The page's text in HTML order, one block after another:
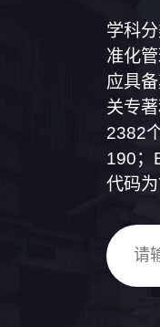
学科
准化
应具
关专
2382
190；
代码为